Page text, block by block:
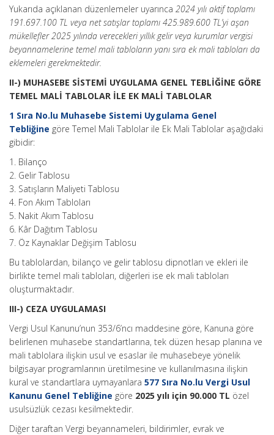
Yukarıda açıklanan düzenlemeler uyarınca 2024 yılı aktif toplamı
191.697.100 TL veya net satışlar toplamı 425.989.600 TL’yi aşan
mükellefler 2025 yılında verecekleri yıllık gelir veya kurumlar vergisi
beyannamelerine temel mali tabloların yanı sıra ek mali tabloları da
eklemeleri gerekmektedir.
II-) MUHASEBE SİSTEMİ UYGULAMA GENEL TEBLİĞİNE GÖRE
TEMEL MALİ TABLOLAR İLE EK MALİ TABLOLAR
1 Sıra No.lu Muhasebe Sistemi Uygulama Genel
Tebliğine göre Temel Mali Tablolar ile Ek Mali Tablolar aşağıdaki
gibidir:
1. Bilanço
2. Gelir Tablosu
3. Satışların Maliyeti Tablosu
4. Fon Akım Tabloları
5. Nakit Akım Tablosu
6. Kâr Dağıtım Tablosu
7. Öz Kaynaklar Değişim Tablosu
Bu tablolardan, bilanço ve gelir tablosu dipnotları ve ekleri ile
birlikte temel mali tabloları, diğerleri ise ek mali tabloları
oluşturmaktadır.
III-) CEZA UYGULAMASI
Vergi Usul Kanunu’nun 353/6’ncı maddesine göre, Kanuna göre
belirlenen muhasebe standartlarına, tek düzen hesap planına ve
mali tablolara ilişkin usul ve esaslar ile muhasebeye yönelik
bilgisayar programlarının üretilmesine ve kullanılmasına ilişkin
kural ve standartlara uymayanlara 577 Sıra No.lu Vergi Usul
Kanunu Genel Tebliğine göre 2025 yılı için 90.000 TL özel
usulsüzlük cezası kesilmektedir.
Diğer taraftan Vergi beyannameleri, bildirimler, evrak ve